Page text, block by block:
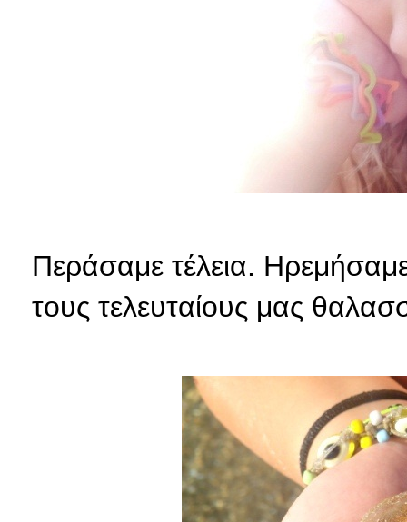
Περάσαμε τέλεια.
τους τελευταίους μας